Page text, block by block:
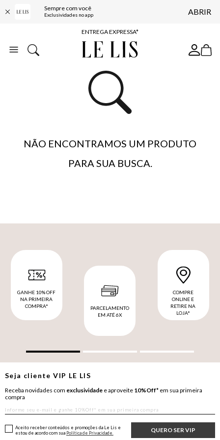
Sempre com você
Exclusividades no app ABRIR
COMPRE ONLINE E RETIRE EM LOJA*
ENTREGA EXPRESSA*
FRETE GRÁTIS*
10% OFF NA PRIMEIRA COMPRA*
NÃO ENCONTRAMOS UM PRODUTO
PARA SUA BUSCA.
GANHE 10% OFF
NA PRIMEIRA
COMPRA*
PARCELAMENTO
EM ATÉ 6X
COMPRE
ONLINE E
RETIRE NA
LOJA*
Seja clienteVIP LE LIS
Receba novidades com exclusividade e aproveite 10%Off* em sua primeira
compra
QUERO SER VIP
Aceito receber conteúdos e promoções da Le Lis e
estou de acordo com sua Política de Privacidade.